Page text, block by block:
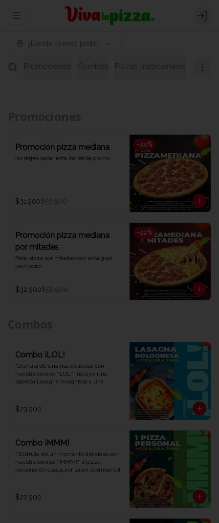
Abrir menu de navegación
¿Dónde quieres pedir?
Promociones Combos Pizzas tradicionales
-44%
Promoción pizza mediana
No dejes pasar esta increíble promo
$31.900$56.900
-42%
Promoción pizza mediana
por mitades
Pide pizza por mitades con esta gran
promoción
$32.900$56.900
Combo ¡LOL!
"Disfruta de una risa deliciosa con
nuestro combo "¡LOL!" Incluye una
sabrosa Lasagna bolognesa y una
experiencia de sabor auténtica y
divertida. ¡Ven y descubre por qué este
$23.900
Combo ¡MMM!
"¡Disfruta de un momento delicioso con
nuestro combo "¡MMM!"! 1 pizza
personal de cualquier sabor acompañada
el placer. ¡Ven y descubre por qué este
combo te hará exclamar '¡MMM!' en Viva
$22.900